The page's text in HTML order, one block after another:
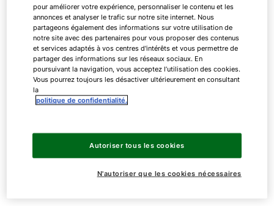
particulièrement sûr pour l'avenir, qui les
accompagne eux et leurs enfants sur le long
terme. Pour cela, il doit être très moderne et
respectueux de l'environnement. Ils ne veulent
pas dépendre des ressources fossiles et des prix
des combustibles. Une ventilation double flux
centrale fait désormais partie de l'état actuel de
compte lors de la planification.
pour améliorer votre expérience, personnaliser le contenu et les
annonces et analyser le trafic sur notre site internet. Nous
partageons également des informations sur votre utilisation de
notre site avec des partenaires pour vous proposer des contenus
et services adaptés à vos centres d'intérêts et vous permettre de
partager des informations sur les réseaux sociaux. En
poursuivant la navigation, vous acceptez l’utilisation des cookies.
Vous pourrez toujours les désactiver ultérieurement en consultant
la
politique de confidentialité.
N'autoriser que les cookies nécessaires
Autoriser tous les cookies